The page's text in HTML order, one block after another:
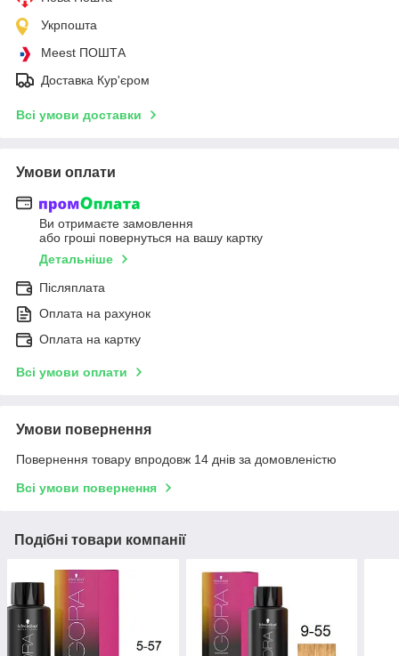
Укрпошта
Meest ПОШТА
Доставка Кур'єром
Всі умови доставки
Умови оплати
Ви отримаєте замовлення
або гроші повернуться на вашу картку
Детальніше
Післяплата
Оплата на рахунок
Оплата на картку
Всі умови оплати
Умови повернення
Повернення товару впродовж 14 днів за домовленістю
Всі умови повернення
Подібні товари компанії